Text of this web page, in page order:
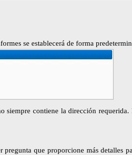
se establecerá de forma
contiene la dirección requerida.
que proporcione más detalles